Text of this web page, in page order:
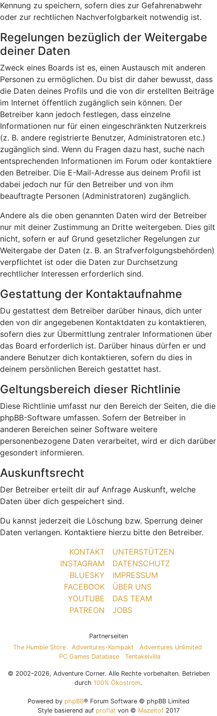
Kennung zu speichern, sofern dies zur Gefahrenabwehr
oder zur rechtlichen Nachverfolgbarkeit notwendig ist.
Regelungen bezüglich der Weitergabe
deiner Daten
Zweck eines Boards ist es, einen Austausch mit anderen
Personen zu ermöglichen. Du bist dir daher bewusst, dass
die Daten deines Profils und die von dir erstellten Beiträge
im Internet öffentlich zugänglich sein können. Der
Betreiber kann jedoch festlegen, dass einzelne
Informationen nur für einen eingeschränkten Nutzerkreis
(z. B. andere registrierte Benutzer, Administratoren etc.)
zugänglich sind. Wenn du Fragen dazu hast, suche nach
entsprechenden Informationen im Forum oder kontaktiere
den Betreiber. Die E-Mail-Adresse aus deinem Profil ist
dabei jedoch nur für den Betreiber und von ihm
beauftragte Personen (Administratoren) zugänglich.
Andere als die oben genannten Daten wird der Betreiber
nur mit deiner Zustimmung an Dritte weitergeben. Dies gilt
nicht, sofern er auf Grund gesetzlicher Regelungen zur
Weitergabe der Daten (z. B. an Strafverfolgungsbehörden)
verpflichtet ist oder die Daten zur Durchsetzung
rechtlicher Interessen erforderlich sind.
Gestattung der Kontaktaufnahme
Du gestattest dem Betreiber darüber hinaus, dich unter
den von dir angegebenen Kontaktdaten zu kontaktieren,
sofern dies zur Übermittlung zentraler Informationen über
das Board erforderlich ist. Darüber hinaus dürfen er und
andere Benutzer dich kontaktieren, sofern du dies in
deinem persönlichen Bereich gestattet hast.
Geltungsbereich dieser Richtlinie
Diese Richtlinie umfasst nur den Bereich der Seiten, die die
phpBB-Software umfassen. Sofern der Betreiber in
anderen Bereichen seiner Software weitere
personenbezogene Daten verarbeitet, wird er dich darüber
gesondert informieren.
Auskunftsrecht
Der Betreiber erteilt dir auf Anfrage Auskunft, welche
Daten über dich gespeichert sind.
Du kannst jederzeit die Löschung bzw. Sperrung deiner
Daten verlangen. Kontaktiere hierzu bitte den Betreiber.
KONTAKT
INSTAGRAM
BLUESKY
FACEBOOK
YOUTUBE
PATREON
UNTERSTÜTZEN
DATENSCHUTZ
IMPRESSUM
ÜBER UNS
DAS TEAM
JOBS
Partnerseiten
The Humble Store
Adventures-Kompakt
Adventures Unlimited
PC Games Database
Tentakelvilla
© 2002-2026, Adventure Corner. Alle Rechte vorbehalten. Betrieben
durch 100% Ökostrom.
Powered by phpBB® Forum Software © phpBB Limited
Style basierend auf proflat von © Mazeltof2017